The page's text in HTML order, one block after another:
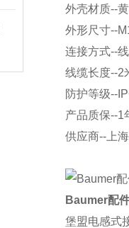
外壳材质--
外形尺寸--
连接方式--
线缆长度--2
防护等级--
产品质保--1
供应商--上
Baumer配
堡盟电感式